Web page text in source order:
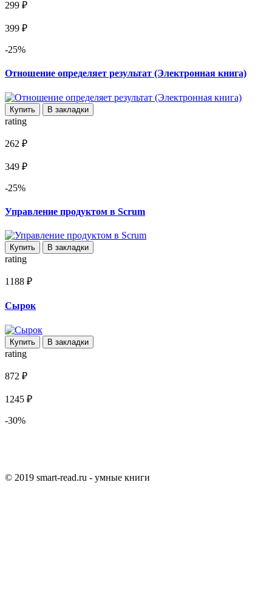
299 ₽
399 ₽
-25%
Отношение определяет результат (Электронная книга)
Купить В закладки
rating
262 ₽
349 ₽
-25%
Управление продуктом в Scrum
Купить В закладки
rating
1188 ₽
Сырок
Купить В закладки
rating
872 ₽
1245 ₽
-30%
© 2019 smart-read.ru - умные книги